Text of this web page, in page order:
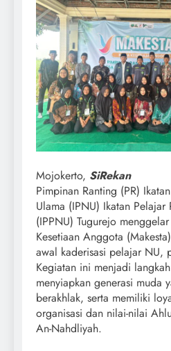
Mojokerto, SiRekan
Pimpinan Ranting (PR)
Ulama (IPNU) Ikatan
(IPPNU) Tugurejo
Kesetiaan Anggota
awal kaderisasi pelajar NU,
Kegiatan ini menjadi
menyiapkan generasi muda
berakhlak, serta memiliki
organisasi dan nilai-nilai
An-Nahdliyah.